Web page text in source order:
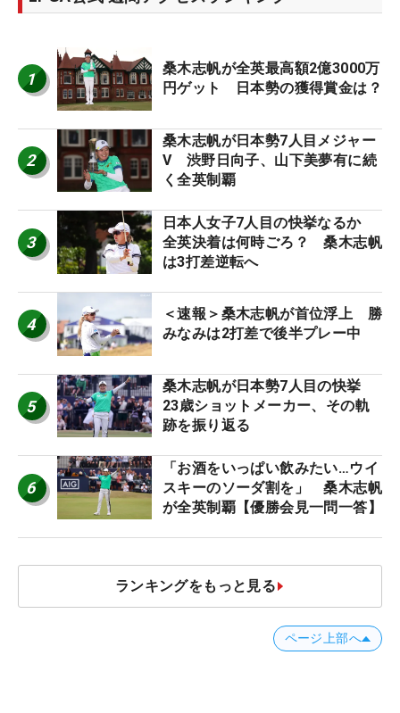
1
桑木志帆が全英最高額2億3000万
円ゲット 日本勢の獲得賞金は？
2
桑木志帆が日本勢7人目メジャー
V 渋野日向子、山下美夢有に続
く全英制覇
3
日本人女子7人目の快挙なるか
全英決着は何時ごろ？ 桑木志帆
は3打差逆転へ
4
＜速報＞桑木志帆が首位浮上 勝
みなみは2打差で後半プレー中
5
桑木志帆が日本勢7人目の快挙
23歳ショットメーカー、その軌
跡を振り返る
6
「お酒をいっぱい飲みたい…ウイ
スキーのソーダ割を」 桑木志帆
が全英制覇【優勝会見一問一答】
ランキングをもっと見る
ページ上部へ